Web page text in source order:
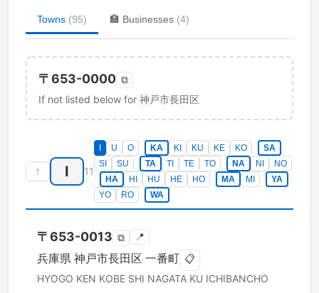
Towns (95) 🏣 Businesses (4)
〒653-0000 ⧉
If not listed below for 神戸市長田区
↑ I 11
U O KA KI KU KE KO
SA
SI
SU TA TI TE TO NA NI
NO
HA
HI HU HE HO MA MI
YA
YO
RO WA
〒653-0013 ⧉ 📍
兵庫県 神戸市長田区 一番町 📋
HYOGO KEN KOBE SHI NAGATA KU ICHIBANCHO